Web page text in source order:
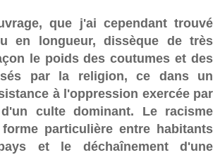
que j'ai cependant trouvé
en longueur, dissèque de très
le poids des coutumes et des
par la religion, ce dans un
à l'oppression exercée par
culte dominant. Le racisme
particulière entre habitants
et le déchaînement d'une